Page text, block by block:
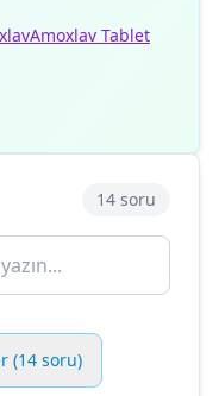
Amoxlav Tablet
14 soru
(14 soru)